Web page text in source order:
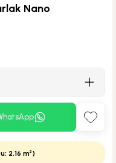
Nano
2.16 m²)